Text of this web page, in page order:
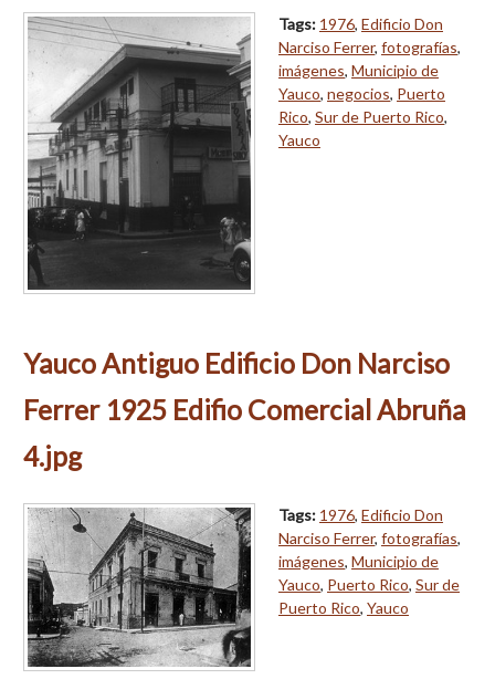
Tags: 1976, Edificio Don
Narciso Ferrer, fotografías,
imágenes, Municipio de
Yauco, negocios, Puerto
Rico, Sur de Puerto Rico,
Yauco
Yauco Antiguo Edificio Don Narciso
Ferrer 1925 Edifio Comercial Abruña
4.jpg
Tags: 1976, Edificio Don
Narciso Ferrer, fotografías,
imágenes, Municipio de
Yauco, Puerto Rico, Sur de
Puerto Rico, Yauco